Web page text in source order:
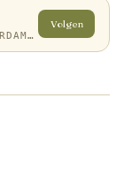
PUTSELAAN 242-244, 3073 JP ROTTERDAM, NETHERLANDS
Volgen